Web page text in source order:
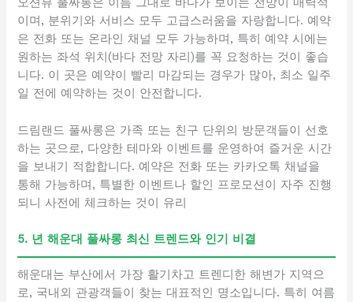
이며, 분위기와 서비스 모두 고급스러움을 자랑합니다. 예약
은 전화 또는 온라인 채널 모두 가능하며, 특히 예약 시에는
원하는 좌석 위치(바다 전망 자리)를 꼭 요청하는 것이 좋습
니다. 이 곳은 예약이 빨리 마감되는 경우가 많아, 최소 일주
일 전에 예약하는 것이 안전합니다.
드림랜드 풀싸롱은 가족 또는 친구 단위의 방문객들이 선호
하는 곳으로, 다양한 테마와 이벤트를 운영하여 즐거운 시간
을 보내기 적합합니다. 예약은 전화 또는 카카오톡 채널을
통해 가능하며, 특별한 이벤트나 할인 프로모션이 자주 진행
되니 사전에 체크하는 것이 유리
5. 년 해운대 풀싸롱 최신 트렌드와 인기 비결
해운대는 부산에서 가장 활기차고 트렌디한 해변가 지역으
로, 국내외 관광객들이 찾는 대표적인 명소입니다. 특히 여름